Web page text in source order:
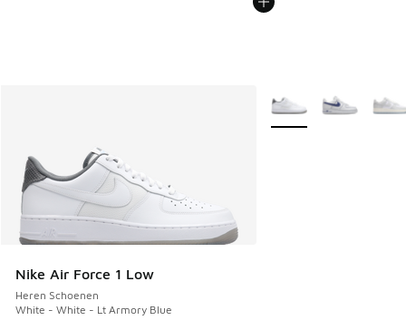
Nike Air Force 1 Low
Heren Schoenen
White - White - Lt Armory Blue
Meer kleuren